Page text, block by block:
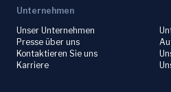
Unternehmen
Unser Unternehmen
Presse über uns
Kontaktieren Sie uns
Karriere